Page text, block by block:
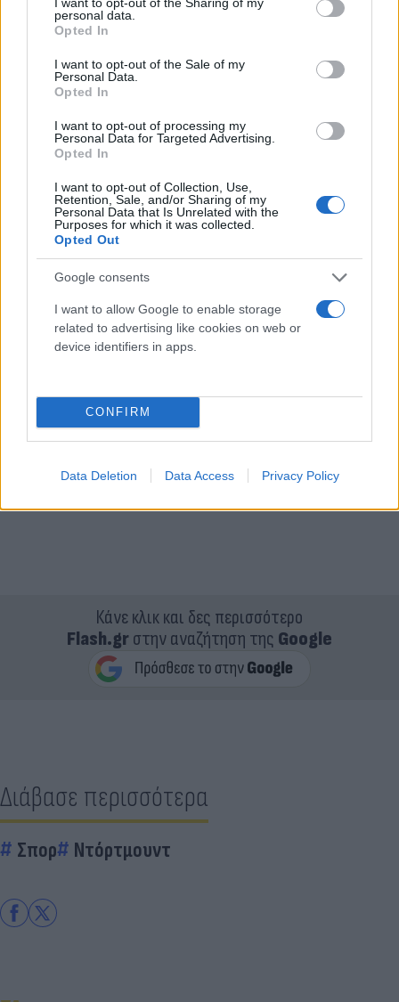
grant or deny consent to Google and its third-party tags to
use your data for below specified purposes in below Google
consent section.
personal data.
Opted In
I want to opt-out of the Sale of my
Personal Data.
Opted In
I want to opt-out of processing my
Personal Data for Targeted Advertising.
Opted In
I want to opt-out of Collection, Use,
Retention, Sale, and/or Sharing of my
Personal Data that Is Unrelated with the
Purposes for which it was collected.
Opted Out
Google consents
I want to allow Google to enable storage
related to advertising like cookies on web or
device identifiers in apps.
CONFIRM
Data Deletion Data Access Privacy Policy
Κάνε κλικ και δες περισσότερο
Flash.grστην αναζήτηση της Google
Διάβασε περισσότερα
Σπορ Ντόρτμουντ